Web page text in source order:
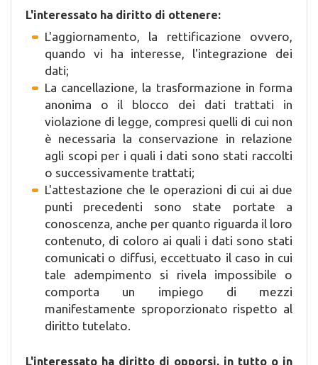
L'interessato ha diritto di ottenere:
L'aggiornamento, la rettificazione ovvero,
quando vi ha interesse, l'integrazione dei
dati;
La cancellazione, la trasformazione in forma
anonima o il blocco dei dati trattati in
violazione di legge, compresi quelli di cui non
è necessaria la conservazione in relazione
agli scopi per i quali i dati sono stati raccolti
o successivamente trattati;
L'attestazione che le operazioni di cui ai due
punti precedenti sono state portate a
conoscenza, anche per quanto riguarda il loro
contenuto, di coloro ai quali i dati sono stati
comunicati o diffusi, eccettuato il caso in cui
tale adempimento si rivela impossibile o
comporta un impiego di mezzi
manifestamente sproporzionato rispetto al
diritto tutelato.
L'interessato ha diritto di opporsi, in tutto o in